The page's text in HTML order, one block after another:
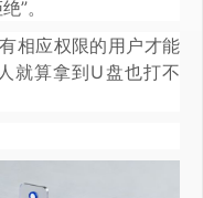
”。
相应权限的用户才能
就算拿到U盘也打不